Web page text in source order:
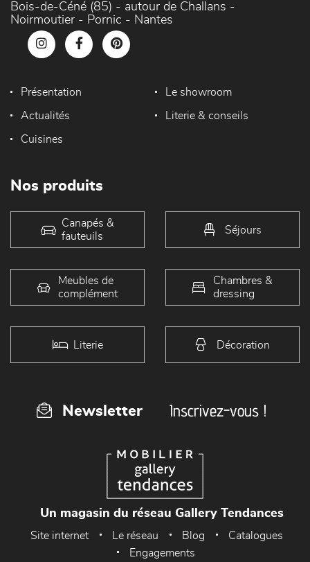
Bois-de-Céné (85) - autour de Challans -
Noirmoutier - Pornic - Nantes
Présentation Le showroom
Actualités Literie & conseils
Cuisines
Nos produits
Canapés &
fauteuils
Séjours
Meubles de
complément
Chambres &
dressing
Literie Décoration
Newsletter Inscrivez-vous !
Un magasin du réseau Gallery Tendances
Site internet Le réseau Blog
Catalogues
Engagements